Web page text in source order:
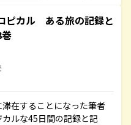
ピカル ある旅の記録と
在することになった筆者
ルな45日間の記録と記